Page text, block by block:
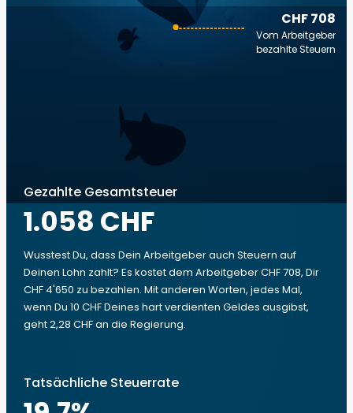
CHF 708
Vom Arbeitgeber
bezahlte Steuern
Gezahlte Gesamtsteuer
1.058 CHF
Wusstest Du, dass Dein Arbeitgeber auch Steuern auf
Deinen Lohn zahlt? Es kostet dem Arbeitgeber CHF 708, Dir
CHF 4'650 zu bezahlen. Mit anderen Worten, jedes Mal,
wenn Du 10 CHF Deines hart verdienten Geldes ausgibst,
geht 2,28 CHF an die Regierung.
Tatsächliche Steuerrate